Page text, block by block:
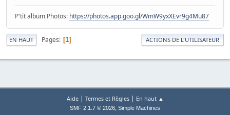
P'tit album Photos: https://photos.app.goo.gl/WmW9yxXEvr9g4Mu87
EN HAUT Pages 1 ACTIONS DE L'UTILISATEUR
Aide| Termes et Règles| En haut ▲
SMF 2.1.7 © 2026, Simple Machines